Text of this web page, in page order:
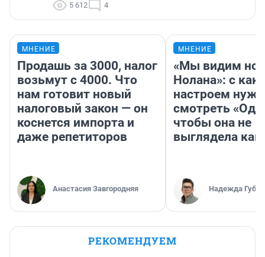
5 612 4
МНЕНИЕ
Продашь за 3000, налог
возьмут с 4000. Что
нам готовит новый
налоговый закон — он
коснется импорта и
даже репетиторов
Анастасия Завгородняя
МНЕНИЕ
«Мы видим
Нолана»: с
настроем
смотреть
чтобы она не
выглядела как
Надежда
РЕКОМЕНДУЕМ